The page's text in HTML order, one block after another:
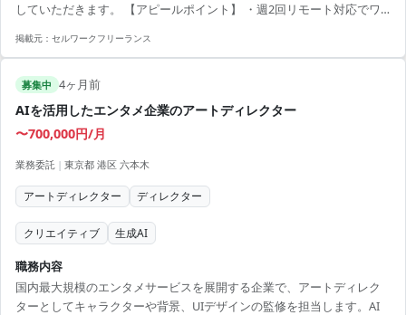
していただきます。 【アピールポイント】 ・週2回リモート対応でワ
いデザイン業務を経験できるチャンス ・実務を通じて業界でのキャリ
掲載元： セルワークフリーランス
募集中 4ヶ月前
AIを活用したエンタメ企業のアートディレクター
〜700,000円/月
業務委託 | 東京都 港区 六本木
アートディレクター ディレクター
クリエイティブ 生成AI
職務内容
国内最大規模のエンタメサービスを展開する企業で、アートディレク
ターとしてキャラクターや背景、UIデザインの監修を担当します。AI